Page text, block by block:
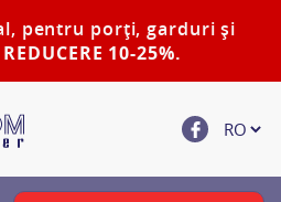
pentru porți, garduri și
REDUCERE 10-25%.